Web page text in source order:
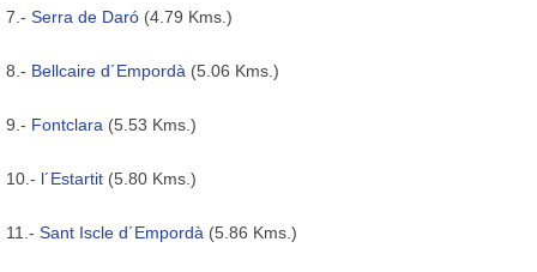
7.- Serra de Daró (4.79 Kms.)
8.- Bellcaire d´Empordà (5.06 Kms.)
9.- Fontclara (5.53 Kms.)
10.- l´Estartit (5.80 Kms.)
11.- Sant Iscle d´Empordà (5.86 Kms.)